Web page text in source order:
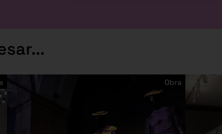
Obra